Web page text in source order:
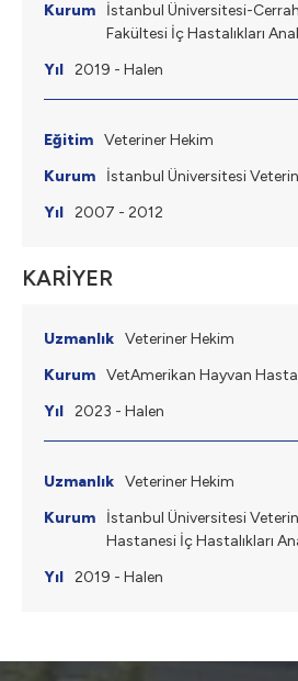
İstanbul Üniversitesi-
Fakültesi İç Hastalıkları
2019 - Halen
Veteriner Hekim
İstanbul Üniversitesi
2007 - 2012
KARİYER
Veteriner Hekim
VetAmerikan Hayvan
2023 - Halen
Veteriner Hekim
İstanbul Üniversitesi
Hastanesi İç Hastalıkları
2019 - Halen